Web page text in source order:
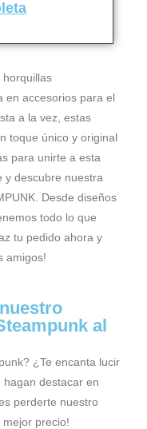
horquillas
en accesorios para el
a la vez, estas
toque único y original
para unirte a esta
y descubre nuestra
Desde diseños
todo lo que
tu pedido ahora y
amigos!
al
¿Te encanta lucir
destacar en
perderte nuestro
precio!